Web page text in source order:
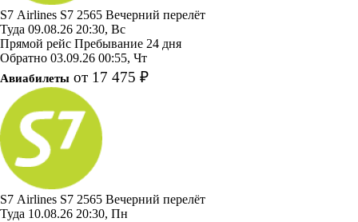
S7 Airlines S7 2565 Вечерний перелёт
Туда 09.08.26 20:30, Вс
Прямой рейс Пребывание 24 дня
Обратно 03.09.26 00:55, Чт
Авиабилеты от 17 475 ₽
S7 Airlines S7 2565 Вечерний перелёт
Туда 10.08.26 20:30, Пн